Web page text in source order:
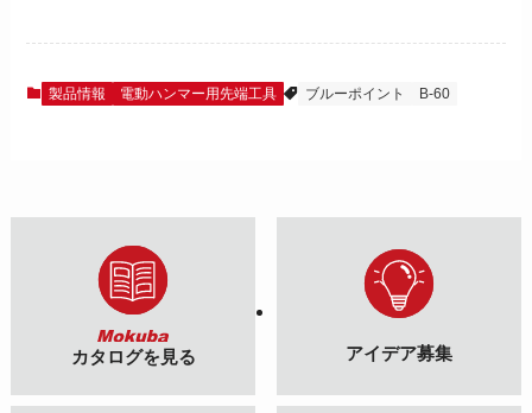
製品情報 電動ハンマー用先端工具 ブルーポイント B-60
カタログを見る アイデア募集